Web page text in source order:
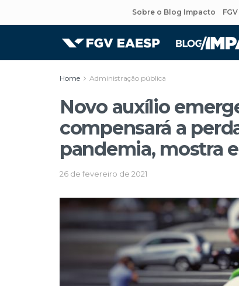
Sobre o Blog Impacto
Home Administração pública
Novo auxílio
compensará a
pandemia, mostra
26 de fevereiro de 2021